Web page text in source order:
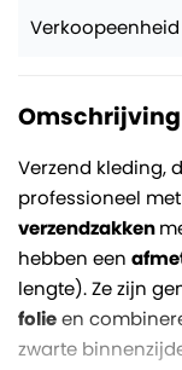
Verkoopeenheid
Omschrijving
Verzend kleding,
professioneel
verzendzakken
hebben een
lengte). Ze zijn
folieen
zwarte